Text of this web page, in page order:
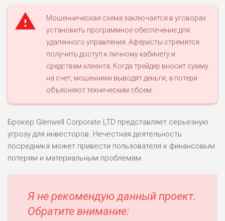
ДОХОД: НИЗКИЙ
БЮДЖЕТ: НИЗКИЙ
ОБЗОР
ПОДОЙДЕТ
РИСКИ: НИЗКИЕ
ДОХОД: СРЕДНИЙ
Мошенническая схема заключается в уговорах
установить программное обеспечение для
удаленного управления. Аферисты стремятся
получить доступ к личному кабинету и
средствам клиента. Когда трейдер вносит сумму
на счет, мошенники выводят деньги, а потери
объясняют техническим сбоем.
Брокер Glenwell Corporate LTD представляет серьезную
угрозу для инвесторов. Нечестная деятельность
посредника может привести пользователя к финансовым
потерям и материальным проблемам.
Я не рекомендую данный проект.
Обратите внимание: